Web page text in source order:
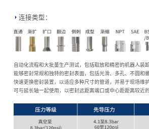
连接类型：
自动化流程和大批量生产测试，包括取放和精密的机器人装
能够密封常规和独特的密封表面，包括光滑、多孔、不圆和
快速更换密封装置，以适应多种尺寸的管道，并易于现场维护
可与延长轴一起使用，以密封远距离端口或中心距距离较近